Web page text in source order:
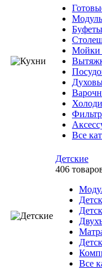
Буфеты
Мойки
Все
Детские
406
Все